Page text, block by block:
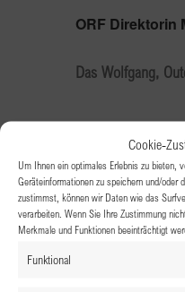
Cookie-
Um Ihnen ein optimales Erlebnis zu bieten,
Geräteinformationen zu speichern und/oder
zustimmst, können wir Daten wie das
verarbeiten. Wenn Sie Ihre Zustimmung
Merkmale und Funktionen beeinträchtigt
Funktional
ORF Direktorin
Das Wolfgang,